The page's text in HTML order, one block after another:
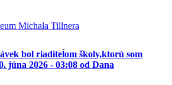
Michala Tillnera
bol riaditeĺom školy,ktorú som
júna 2026 - 03:08 od Dana